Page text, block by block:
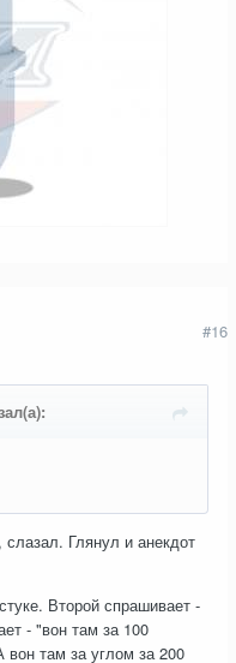
#16
Глянул и анекдот
Второй спрашивает -
- "вон там за 100
там за углом за 200